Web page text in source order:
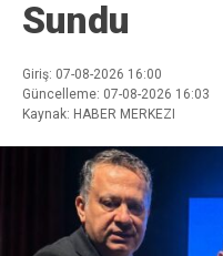
Sundu
Giriş: 07-08-2026 16:00
Güncelleme: 07-08-2026 16:03
Kaynak: HABER MERKEZI